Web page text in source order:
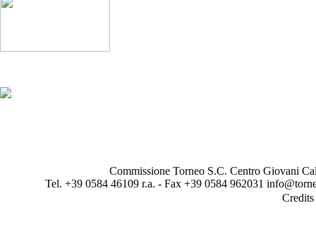
Commissione Torneo S.C. Centro Giovani
Tel. +39 0584 46109 r.a. - Fax +39 0584 962031
Credits